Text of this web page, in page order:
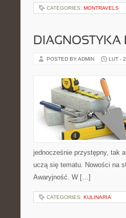
CATEGORIES: MONTRAVELS
DIAGNOSTYKA
POSTED BY ADMIN LUT -
jednocześnie przystępny, tak
uczą się tematu. Nowości na
Awaryjność. W […]
CATEGORIES: KULINARIA